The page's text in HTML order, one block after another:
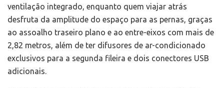
ventilação integrado, enquanto quem viajar atrás
desfruta da amplitude do espaço para as pernas, graças
ao assoalho traseiro plano e ao entre-eixos com mais de
2,82 metros, além de ter difusores de ar-condicionado
exclusivos para a segunda fileira e dois conectores USB
adicionais.